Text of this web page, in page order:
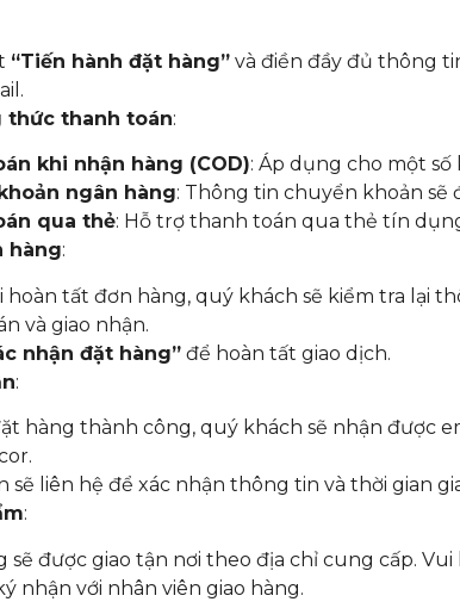
“Tiến hành đặt hàng” và điền đầy đủ thông
thức thanh toán:
khi nhận hàng (COD): Áp dụng cho một số
ngân hàng: Thông tin chuyển khoản sẽ
qua thẻ: Hỗ trợ thanh toán qua thẻ tín
hàng:
hoàn tất đơn hàng, quý khách sẽ kiểm tra lại
và giao nhận.
nhận đặt hàng” để hoàn tất giao dịch.
:
hàng thành công, quý khách sẽ nhận được
sẽ liên hệ để xác nhận thông tin và thời gian
:
sẽ được giao tận nơi theo địa chỉ cung cấp.
nhận với nhân viên giao hàng.